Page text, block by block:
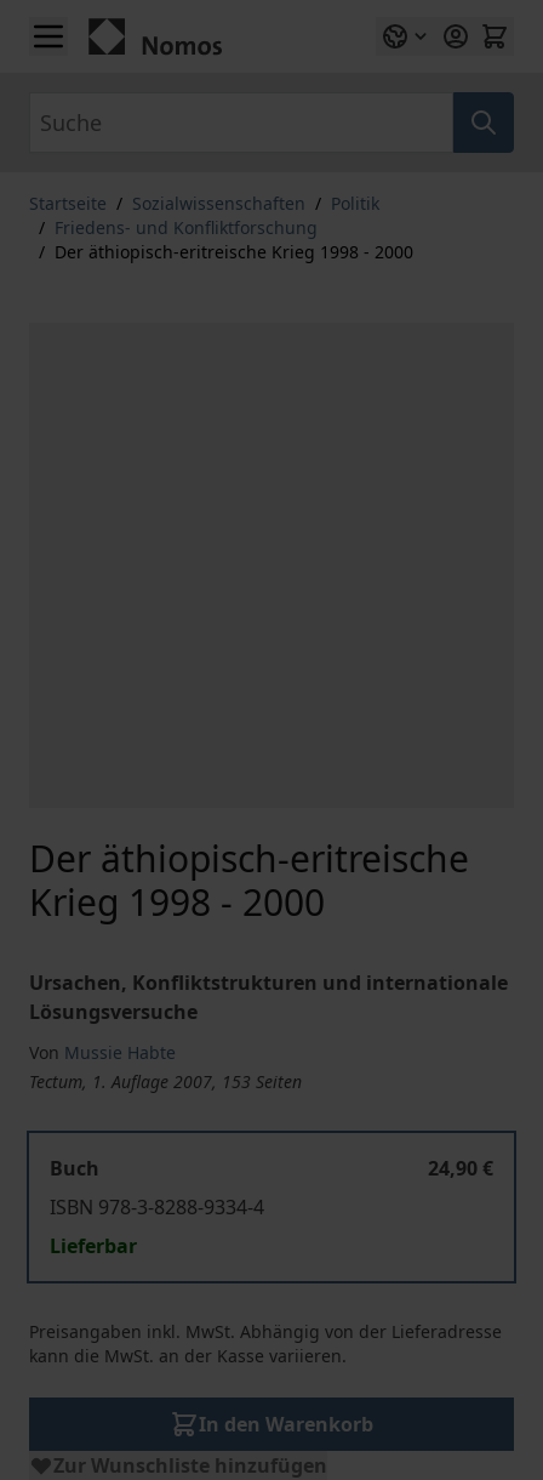
Zum Inhalt springen
Startseite / Sozialwissenschaften / Politik
/ Friedens- und Konfliktforschung
/ Der äthiopisch-eritreische Krieg 1998 - 2000
Der äthiopisch-eritreische
Krieg 1998 - 2000
Ursachen, Konfliktstrukturen und internationale
Lösungsversuche
Von Mussie Habte
Tectum, 1. Auflage 2007, 153 Seiten
Buch
24,90 €
ISBN 978-3-8288-9334-4
Lieferbar
Preisangaben inkl. MwSt. Abhängig von der Lieferadresse
kann die MwSt. an der Kasse variieren.
In den Warenkorb
Zur Wunschliste hinzufügen